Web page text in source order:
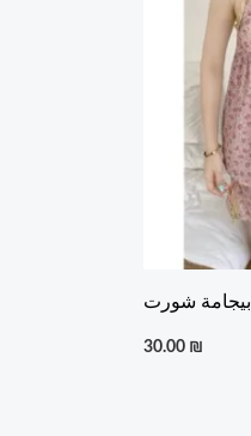
بيجامة شورت
30.00 ₪